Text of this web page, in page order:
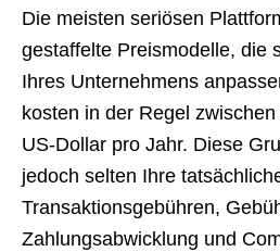
Die meisten seriösen
gestaffelte Preismodelle, die
Ihres Unternehmens
kosten in der Regel
US-Dollar pro Jahr. Diese
jedoch selten Ihre
Transaktionsgebühren,
Zahlungsabwicklung und